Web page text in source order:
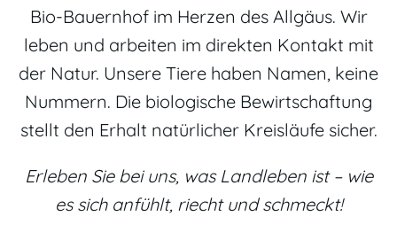
Bio-Bauernhof im Herzen des Allgäus. Wir
leben und arbeiten im direkten Kontakt mit
der Natur. Unsere Tiere haben Namen, keine
Nummern. Die biologische Bewirtschaftung
stellt den Erhalt natürlicher Kreisläufe sicher.
​Erleben Sie bei uns, was Landleben ist – wie
es sich anfühlt, riecht und schmeckt!